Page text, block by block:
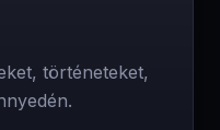
történeteket,